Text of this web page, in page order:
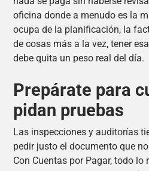
oficina donde a menudo es la
ocupa de la planificación, la
de cosas más a la vez, tener
debe quita un peso real del día.
Prepárate para
pidan pruebas
Las inspecciones y auditorías
pedir justo el documento que
Con Cuentas por Pagar, todo lo